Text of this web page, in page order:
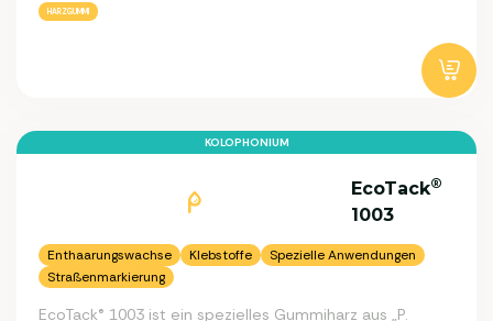
HARZGUMMI
KOLOPHONIUM
EcoTack®
1003
Enthaarungswachse Klebstoffe
Spezielle Anwendungen
Straßenmarkierung
EcoTack® 1003 ist ein spezielles Gummiharz aus „P.